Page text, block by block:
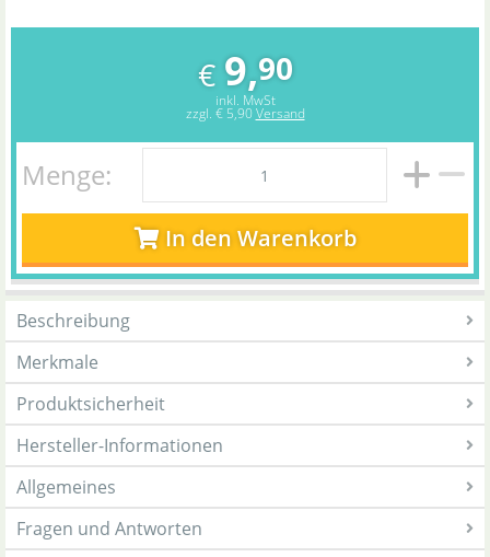
€ 9,90
inkl. MwSt
zzgl. € 5,90 Versand
Menge:
In den Warenkorb
Beschreibung
Merkmale
Produktsicherheit
Hersteller-Informationen
Allgemeines
Fragen und Antworten